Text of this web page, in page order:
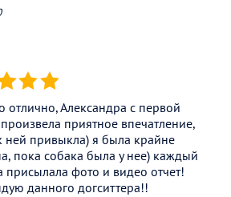
(*) (*)
отлично, Александра с первой
приятное впечатление,
ней привыкла) я была крайне
пока собака была у нее) каждый
присылала фото и видео отчет!
данного догситтера!!